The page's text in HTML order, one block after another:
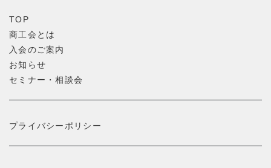
TOP
商工会とは
入会のご案内
お知らせ
セミナー・相談会
プライバシーポリシー